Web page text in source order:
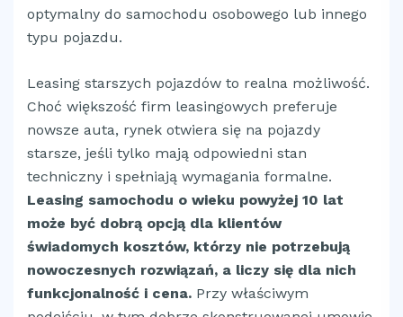
optymalny do samochodu osobowego lub innego
typu pojazdu.
Leasing starszych pojazdów to realna możliwość.
Choć większość firm leasingowych preferuje
nowsze auta, rynek otwiera się na pojazdy
starsze, jeśli tylko mają odpowiedni stan
techniczny i spełniają wymagania formalne.
Leasing samochodu o wieku powyżej 10 lat
może być dobrą opcją dla klientów
świadomych kosztów, którzy nie potrzebują
nowoczesnych rozwiązań, a liczy się dla nich
funkcjonalność i cena. Przy właściwym